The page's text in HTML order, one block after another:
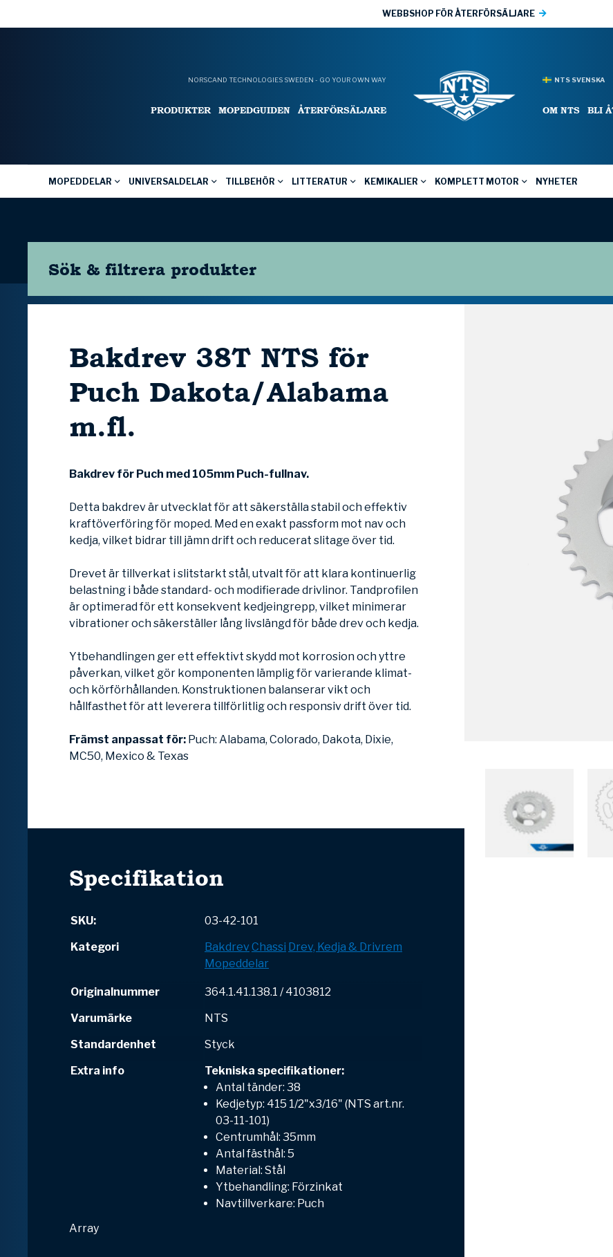
WEBBSHOP FÖR ÅTERFÖRSÄLJARE
NORSCAND TECHNOLOGIES SWEDEN - GO YOUR OWN WAY
PRODUKTER MOPEDGUIDEN ÅTERFÖRSÄLJARE
NTS SVENSKA
OM NTS BLI
MOPEDDELAR UNIVERSALDELAR TILLBEHÖR LITTERATUR KEMIKALIER KOMPLETT MOTOR NYHETER
Sök & filtrera produkter
Bakdrev 38T NTS för
Puch Dakota/Alabama
m.fl.
Bakdrev för Puch med 105mm Puch-fullnav.
Detta bakdrev är utvecklat för att säkerställa stabil och effektiv
kraftöverföring för moped. Med en exakt passform mot nav och
kedja, vilket bidrar till jämn drift och reducerat slitage över tid.
Drevet är tillverkat i slitstarkt stål, utvalt för att klara kontinuerlig
belastning i både standard- och modifierade drivlinor. Tandprofilen
är optimerad för ett konsekvent kedjeingrepp, vilket minimerar
vibrationer och säkerställer lång livslängd för både drev och kedja.
Ytbehandlingen ger ett effektivt skydd mot korrosion och yttre
påverkan, vilket gör komponenten lämplig för varierande klimat-
och körförhållanden. Konstruktionen balanserar vikt och
hållfasthet för att leverera tillförlitlig och responsiv drift över tid.
Främst anpassat för: Puch: Alabama, Colorado, Dakota, Dixie,
MC50, Mexico & Texas
Specifikation
SKU:
03-42-101
Kategori
BakdrevChassi Drev, Kedja & Drivrem
Mopeddelar
Originalnummer
364.1.41.138.1 / 4103812
Varumärke
NTS
Standardenhet
Styck
Extra info
Tekniska specifikationer:
Antal tänder: 38
Kedjetyp: 415 1/2"x3/16" (NTS art.nr.
03-11-101)
Centrumhål: 35mm
Antal fästhål: 5
Material: Stål
Ytbehandling: Förzinkat
Navtillverkare: Puch
Array